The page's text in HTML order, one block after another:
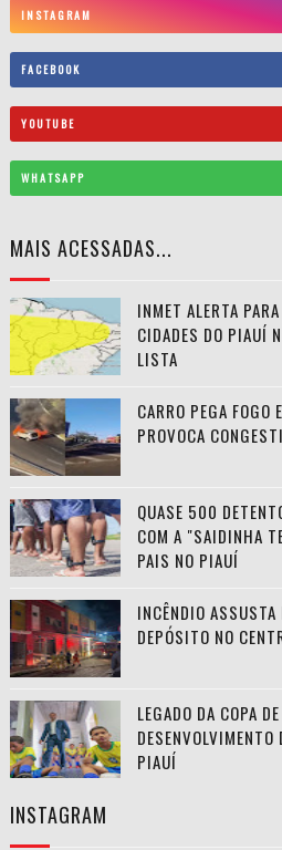
INSTAGRAM
FACEBOOK
YOUTUBE
WHATSAPP
MAIS ACESSADAS...
INMET ALERTA
CIDADES DO PIAUÍ
LISTA
CARRO PEGA FOGO
PROVOCA
QUASE 500
COM A "SAIDINHA
PAIS NO PIAUÍ
INCÊNDIO ASSUSTA
DEPÓSITO NO
LEGADO DA COPA
DESENVOLVIMENTO
PIAUÍ
INSTAGRAM